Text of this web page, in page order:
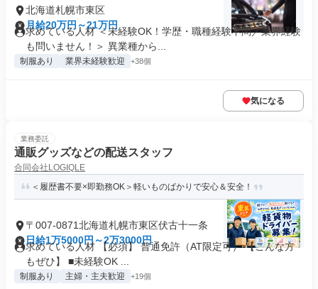
北海道札幌市東区
月給20万円～21万円
求めている人材 ＜未経験OK！学歴・職種経験不問／業界経験
も問いません！＞ 異業種から...
制服あり 業界未経験歓迎 +38個
気になる
業務委託
通販グッズなどの配送スタッフ
合同会社LOGIQLE
＜履歴書不要×即勤務OK＞軽いものばかりで安心＆安全！
〒007-0871北海道札幌市東区伏古十一条
日給1万5000円～2万3000円
求めている人材 【必須】 普通免許（AT限定可） 【こんな方
もぜひ】 ■未経験OK ...
制服あり 主婦・主夫歓迎 +19個